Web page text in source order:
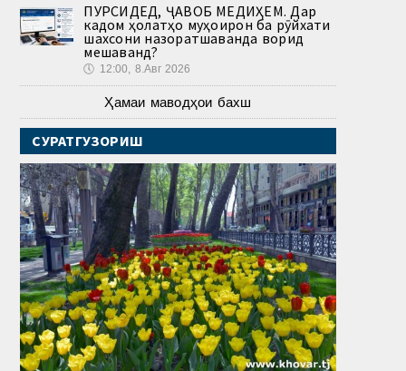
ПУРСИДЕД, ҶАВОБ МЕДИҲЕМ. Дар
кадом ҳолатҳо муҳоҷирон ба рӯйхати
шахсони назоратшаванда ворид
мешаванд?
🕔 12:00, 8.Авг 2026
Ҳамаи маводҳои бахш
СУРАТГУЗОРИШ